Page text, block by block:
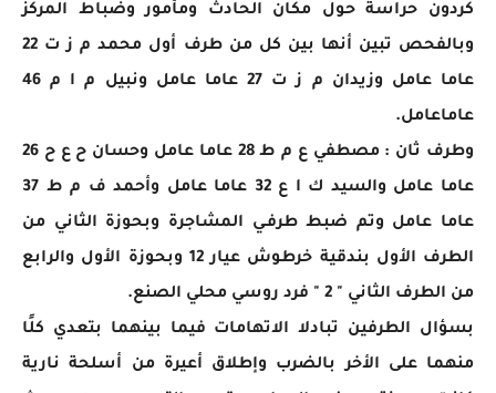
كردون حراسة حول مكان الحادث ومأمور وضباط المركز
وبالفحص تبين أنها بين كل من طرف أول محمد م ز ت 22
عاما عامل وزيدان م ز ت 27 عاما عامل ونبيل م ا م 46
عاماعامل.
وطرف ثان : مصطفي ع م ط 28 عاما عامل وحسان ح ع ح 26
عاما عامل والسيد ك ا ع 32 عاما عامل وأحمد ف م ط 37
عاما عامل وتم ضبط طرفـي المشاجرة وبحوزة الثاني من
الطرف الأول بندقية خرطوش عيار 12 وبحوزة الأول والرابع
من الطرف الثاني " 2 " فرد روسي محلي الصنع.
بسؤال الطرفين تبادلا الاتهامات فيما بينهما بتعدي كلًا
منهما على الأخر بالضرب وإطلاق أعيرة من أسلحة نارية